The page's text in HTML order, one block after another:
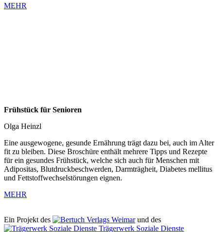
MEHR
Frühstück für Senioren
Olga Heinzl
Eine ausgewogene, gesunde Ernährung trägt dazu bei, auch im Alter
fit zu bleiben. Diese Broschüre enthält mehrere Tipps und Rezepte
für ein gesundes Frühstück, welche sich auch für Menschen mit
Adipositas, Blutdruckbeschwerden, Darmträgheit, Diabetes mellitus
und Fettstoffwechselstörungen eignen.
MEHR
Ein Projekt des Verlags Weimarund des
Trägerwerk Soziale Dienste